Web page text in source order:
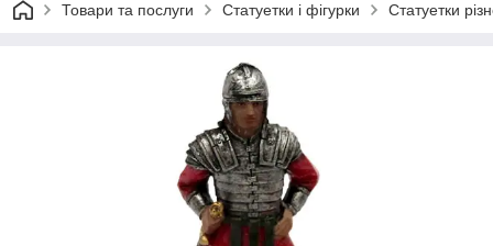
Товари та послуги Статуетки і фігурки Статуетки